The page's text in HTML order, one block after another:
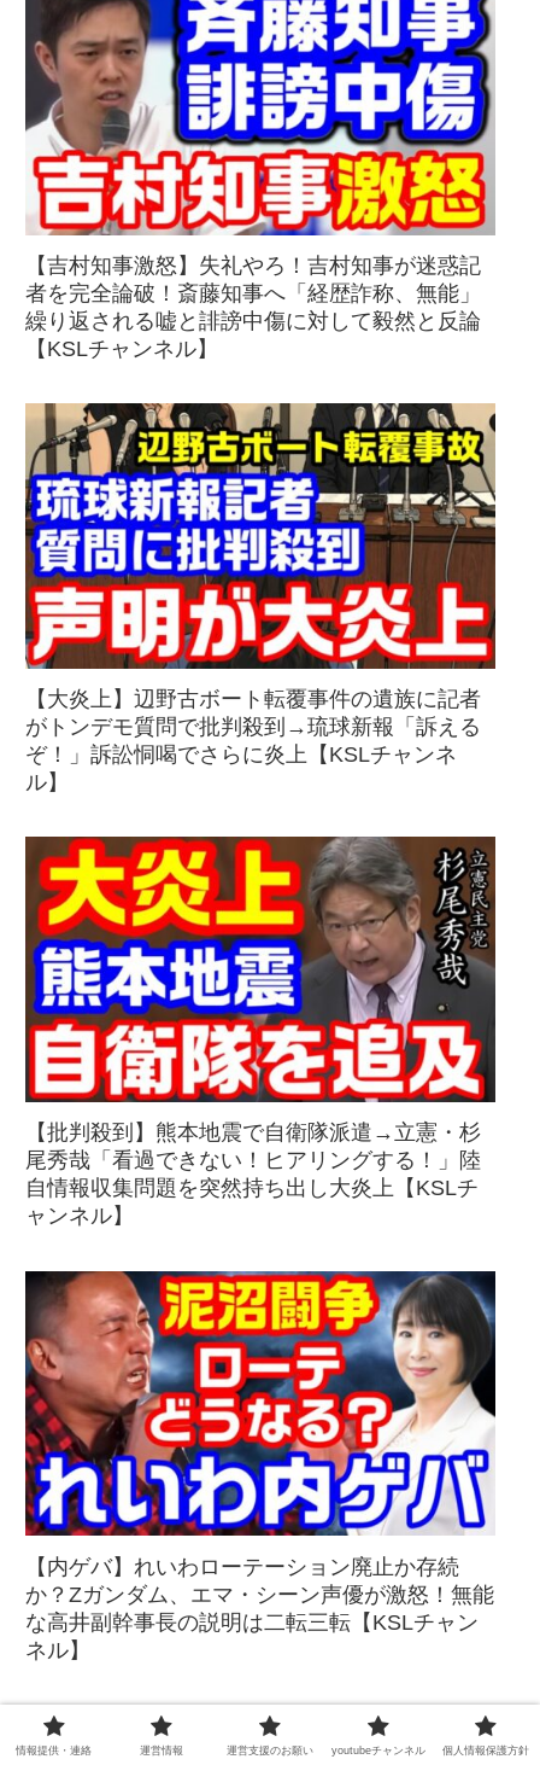
【吉村知事激怒】失礼やろ！吉村知事が迷惑記
者を完全論破！斎藤知事へ「経歴詐称、無能」
繰り返される嘘と誹謗中傷に対して毅然と反論
【KSLチャンネル】
【大炎上】辺野古ボート転覆事件の遺族に記者
がトンデモ質問で批判殺到→琉球新報「訴える
ぞ！」訴訟恫喝でさらに炎上【KSLチャンネ
ル】
【批判殺到】熊本地震で自衛隊派遣→立憲・杉
尾秀哉「看過できない！ヒアリングする！」陸
自情報収集問題を突然持ち出し大炎上【KSLチ
ャンネル】
【内ゲバ】れいわローテーション廃止か存続
か？Zガンダム、エマ・シーン声優が激怒！無能
な高井副幹事長の説明は二転三転【KSLチャン
ネル】
情報提供・連絡 運営情報 運営支援のお願い youtubeチャンネル 個人情報保護方針